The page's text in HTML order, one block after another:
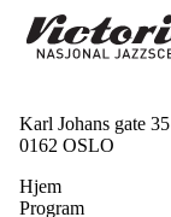
Karl Johans gate 35
0162 OSLO
Hjem
Program